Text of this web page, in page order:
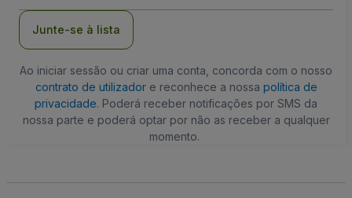
Junte-se à lista
Ao iniciar sessão ou criar uma conta, concorda com o nosso
contrato de utilizadore reconhece a nossa política de
privacidade. Poderá receber notificações por SMS da
nossa parte e poderá optar por não as receber a qualquer
momento.